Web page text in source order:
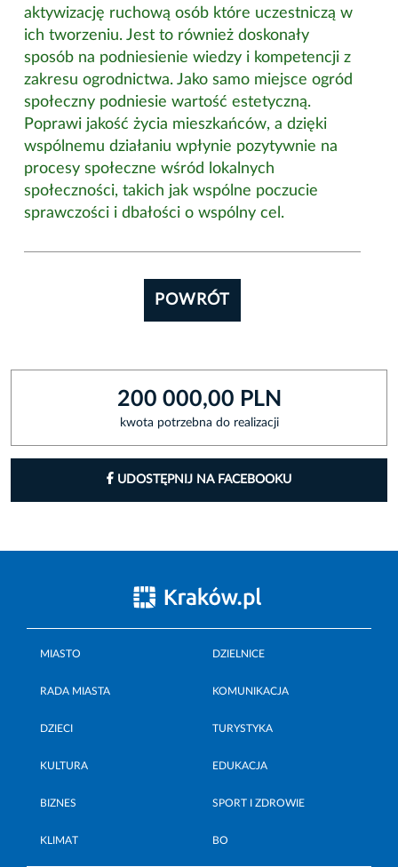
aktywizację ruchową osób które uczestniczą w
ich tworzeniu. Jest to również doskonały
sposób na podniesienie wiedzy i kompetencji z
zakresu ogrodnictwa. Jako samo miejsce ogród
społeczny podniesie wartość estetyczną.
Poprawi jakość życia mieszkańców, a dzięki
wspólnemu działaniu wpłynie pozytywnie na
procesy społeczne wśród lokalnych
społeczności, takich jak wspólne poczucie
sprawczości i dbałości o wspólny cel.
POWRÓT
200 000,00 PLN
kwota potrzebna do realizacji
UDOSTĘPNIJ NA FACEBOOKU
MIASTO DZIELNICE
RADA MIASTA KOMUNIKACJA
DZIECI TURYSTYKA
KULTURA EDUKACJA
BIZNES SPORT I ZDROWIE
KLIMAT BO